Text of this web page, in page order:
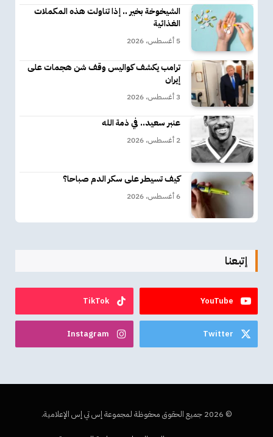
الشيخوخة بخير .. إذا تناولت هذه المكملات
الغذائية
5 أغسطس، 2026
ترامب يكشف كواليس وقف شن هجمات على
إيران
3 أغسطس، 2026
عنبر سعيد.. في ذمة الله
2 أغسطس، 2026
كيف تسيطر على سكر الدم صباحا؟
6 أغسطس، 2026
إتبعنا
YouTube
TikTok
Twitter
Instagram
© 2026 جميع الحقوق محفوظة لمجموعة إس تي إس الإعلامية.